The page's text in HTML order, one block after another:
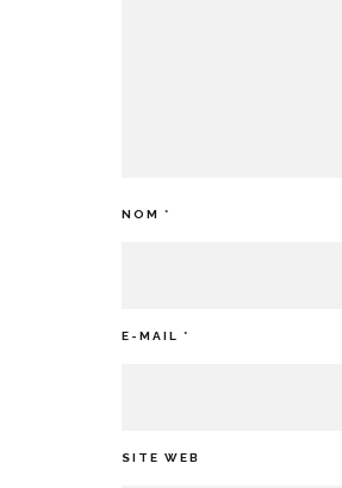
NOM *
E-MAIL *
SITE WEB